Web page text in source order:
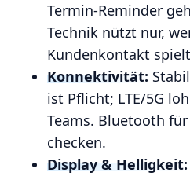
Termin‑Reminder
Technik nützt nur,
Kundenkontakt
Konnektivität:
ist Pflicht; LTE/5G
Teams. Bluetooth
checken.
Display & Helligkeit: